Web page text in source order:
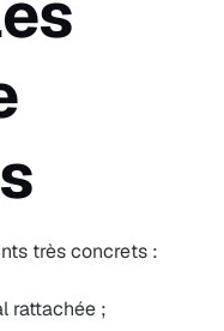
très concrets :
rattachée ;